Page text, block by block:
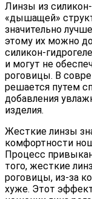
Линзы из
«дышащей»
значительно
этому их можно
силикон-
и могут не
роговицы. В
решается путем
добавления
изделия.
Жесткие линзы
комфортности
Процесс
того, жесткие
роговицы, из-за
хуже. Этот